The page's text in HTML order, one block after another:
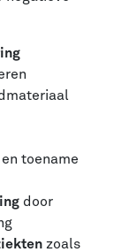
en toename
door
zoals